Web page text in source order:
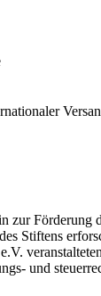
zur
Stiftens
und